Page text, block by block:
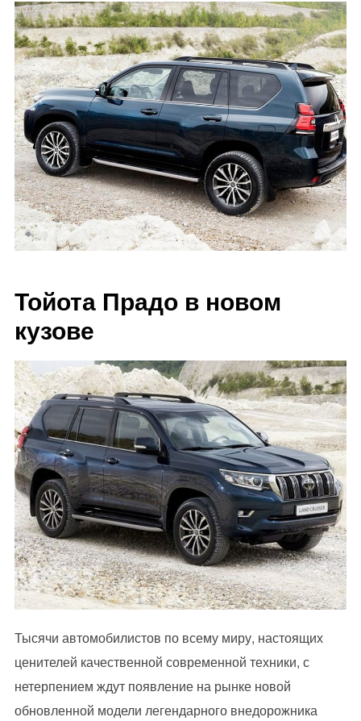
Тойота Прадо в новом
кузове
Тысячи автомобилистов по всему миру, настоящих
ценителей качественной современной техники, с
нетерпением ждут появление на рынке новой
обновленной модели легендарного внедорожника